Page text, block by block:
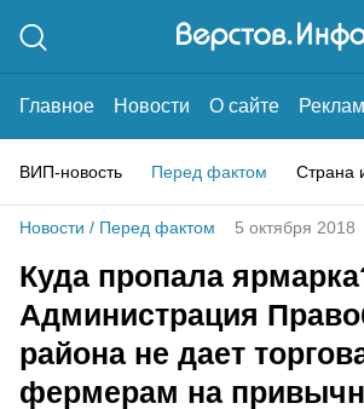
Главное Новости О сайте
ВИП-новость Перед фактом Страна
Новости / Перед фактом 5 октября 2018
Куда пропала
Администрация
района не дает
фермерам на